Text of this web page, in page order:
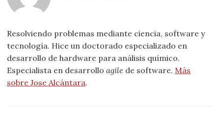
Resolviendo problemas mediante ciencia, software y
tecnología. Hice un doctorado especializado en
desarrollo de hardware para análisis químico.
Especialista en desarrolloagile de software. Más
sobre Jose Alcántara.